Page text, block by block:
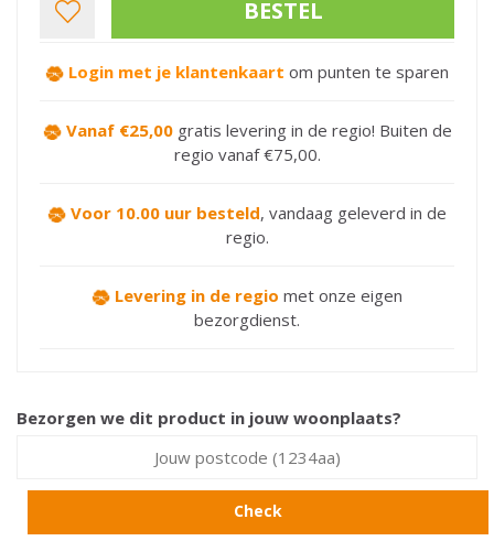
Login met je klantenkaart om punten te sparen
Vanaf €25,00gratis levering in de regio! Buiten de
regio vanaf €75,00.
Voor 10.00 uur besteld, vandaag geleverd in de
regio.
Levering in de regio met onze eigen
bezorgdienst.
Bezorgen we dit product in jouw woonplaats?
Check